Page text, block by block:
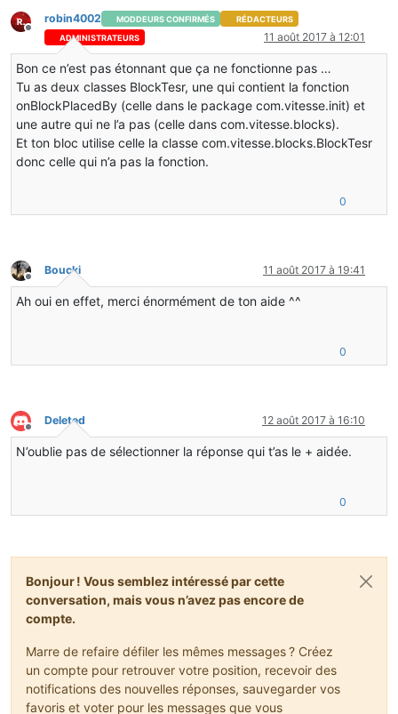
Hors-ligne
robin4002 MODDEURS CONFIRMÉS
RÉDACTEURS
ADMINISTRATEURS
11 août 2017 à 12:01
Bon ce n’est pas étonnant que ça ne fonctionne pas …
Tu as deux classes BlockTesr, une qui contient la fonction
onBlockPlacedBy (celle dans le package com.vitesse.init) et
une autre qui ne l’a pas (celle dans com.vitesse.blocks).
Et ton bloc utilise celle la classe com.vitesse.blocks.BlockTesr
donc celle qui n’a pas la fonction.
0
Hors-ligne
Boucki 11 août 2017 à 19:41
Ah oui en effet, merci énormément de ton aide ^^
0
Hors-ligne
Deleted 12 août 2017 à 16:10
N’oublie pas de sélectionner la réponse qui t’as le + aidée.
0
Bonjour ! Vous semblez intéressé par cette
conversation, mais vous n’avez pas encore de
compte.
Marre de refaire défiler les mêmes messages ? Créez
un compte pour retrouver votre position, recevoir des
notifications des nouvelles réponses, sauvegarder vos
favoris et voter pour les messages que vous